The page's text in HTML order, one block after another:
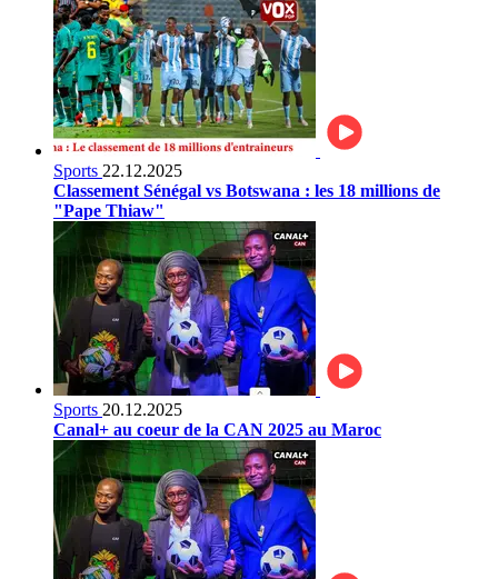
Sports 22.12.2025
Classement Sénégal vs Botswana : les 18 millions de
"Pape Thiaw"
Sports 20.12.2025
Canal+ au coeur de la CAN 2025 au Maroc